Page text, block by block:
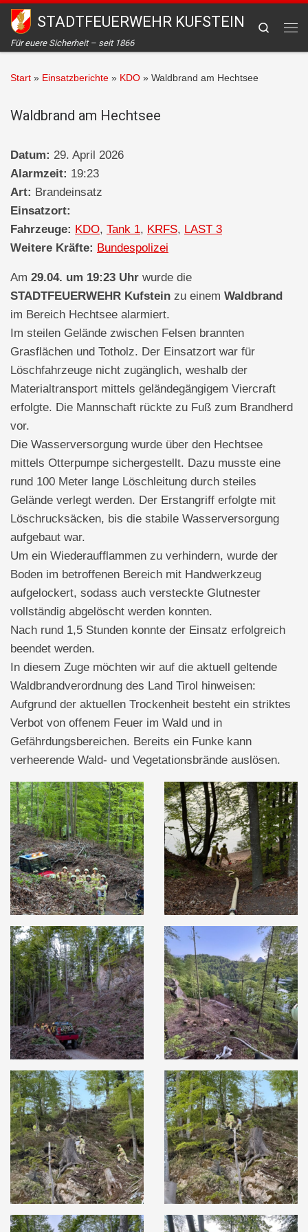
Zum Inhalt springen
STADTFEUERWEHR KUFSTEIN
Für euere Sicherheit – seit 1866
Search
Start » Einsatzberichte » KDO » Waldbrand am Hechtsee
Waldbrand am Hechtsee
Datum: 29. April 2026
Alarmzeit: 19:23
Art: Brandeinsatz
Einsatzort:
Fahrzeuge: KDO, Tank 1, KRFS, LAST 3
Weitere Kräfte: Bundespolizei
Am 29.04. um 19:23 Uhr wurde die
STADTFEUERWEHR Kufstein zu einem Waldbrand
im Bereich Hechtsee alarmiert.
Im steilen Gelände zwischen Felsen brannten
Grasflächen und Totholz. Der Einsatzort war für
Löschfahrzeuge nicht zugänglich, weshalb der
Materialtransport mittels geländegängigem Viercraft
erfolgte. Die Mannschaft rückte zu Fuß zum Brandherd
vor.
Die Wasserversorgung wurde über den Hechtsee
mittels Otterpumpe sichergestellt. Dazu musste eine
rund 100 Meter lange Löschleitung durch steiles
Gelände verlegt werden. Der Erstangriff erfolgte mit
Löschrucksäcken, bis die stabile Wasserversorgung
aufgebaut war.
Um ein Wiederaufflammen zu verhindern, wurde der
Boden im betroffenen Bereich mit Handwerkzeug
aufgelockert, sodass auch versteckte Glutnester
vollständig abgelöscht werden konnten.
Nach rund 1,5 Stunden konnte der Einsatz erfolgreich
beendet werden.
In diesem Zuge möchten wir auf die aktuell geltende
Waldbrandverordnung des Land Tirol hinweisen:
Aufgrund der aktuellen Trockenheit besteht ein striktes
Verbot von offenem Feuer im Wald und in
Gefährdungsbereichen. Bereits ein Funke kann
verheerende Wald- und Vegetationsbrände auslösen.